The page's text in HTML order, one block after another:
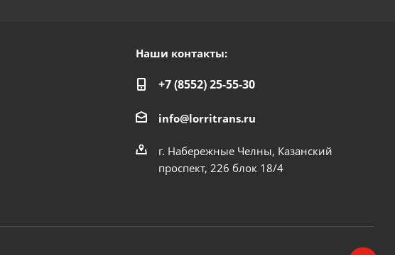
Наши контакты:
+7 (8552) 25-55-30
info@lorritrans.ru
г. Набережные Челны, Казанский
проспект, 226 блок 18/4